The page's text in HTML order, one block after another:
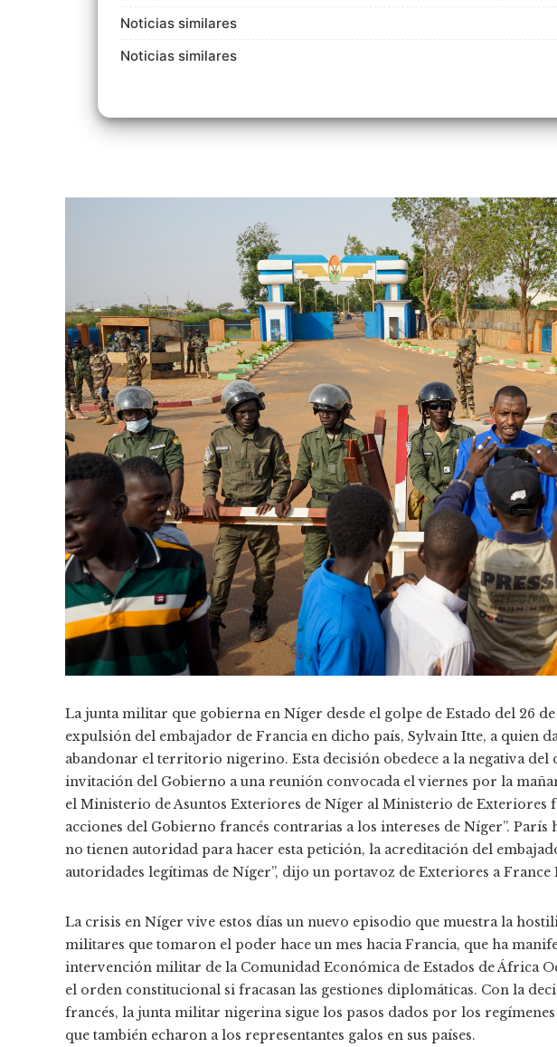
Noticias similares
Noticias similares
La junta militar que gobierna en Níger desde el golpe de Estado del 26
expulsión del embajador de Francia en dicho país, Sylvain Itte, a quien
abandonar el territorio nigerino. Esta decisión obedece a la negativa
invitación del Gobierno a una reunión convocada el viernes por la
el Ministerio de Asuntos Exteriores de Níger al Ministerio de Exteriores
acciones del Gobierno francés contrarias a los intereses de Níger”. París
no tienen autoridad para hacer esta petición, la acreditación del
autoridades legítimas de Níger”, dijo un portavoz de Exteriores a France
La crisis en Níger vive estos días un nuevo episodio que muestra la
militares que tomaron el poder hace un mes hacia Francia, que ha
intervención militar de la Comunidad Económica de Estados de África
el orden constitucional si fracasan las gestiones diplomáticas. Con la
francés, la junta militar nigerina sigue los pasos dados por los
que también echaron a los representantes galos en sus países.